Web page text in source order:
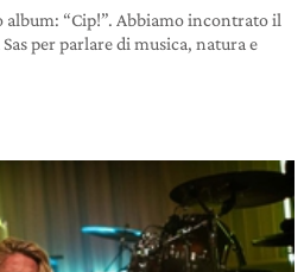
album: “Cip!”. Abbiamo incontrato il
per parlare di musica, natura e